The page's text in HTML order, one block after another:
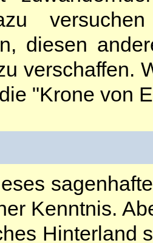
diesen
verschaffen.
"Krone von
Kenntnis.
Hinterland